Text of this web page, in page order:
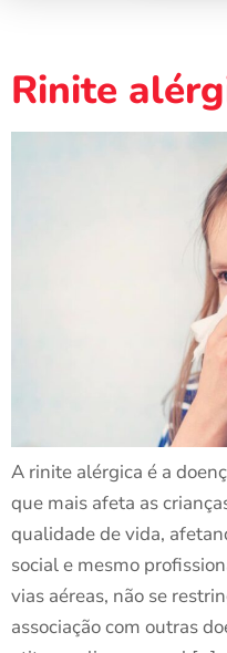
Rinite
A rinite alérgica é a
que mais afeta as
qualidade de vida,
social e mesmo
vias aéreas, não se
associação com outras